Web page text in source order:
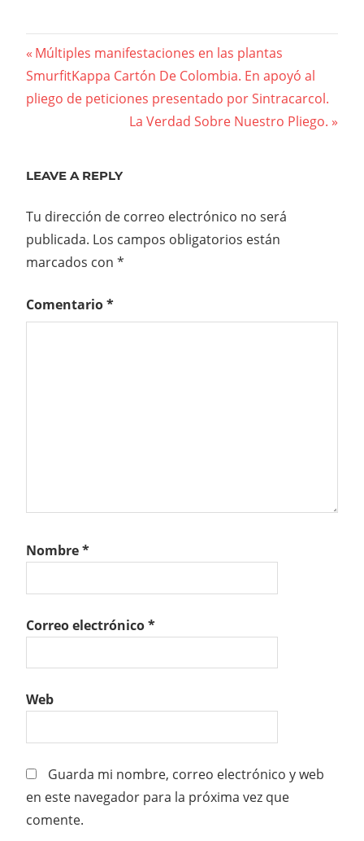
Navegación
de
Previous
Post:
Múltiples manifestaciones en las plantas
SmurfitKappa Cartón De Colombia. En apoyó al
pliego de peticiones presentado por Sintracarcol.
Next
La Verdad Sobre Nuestro Pliego.
LEAVE A REPLY
Tu dirección de correo electrónico no será
publicada. Los campos obligatorios están
marcados con *
Comentario*
Nombre*
Correo electrónico*
Web
Guarda mi nombre, correo electrónico y web
en este navegador para la próxima vez que
comente.